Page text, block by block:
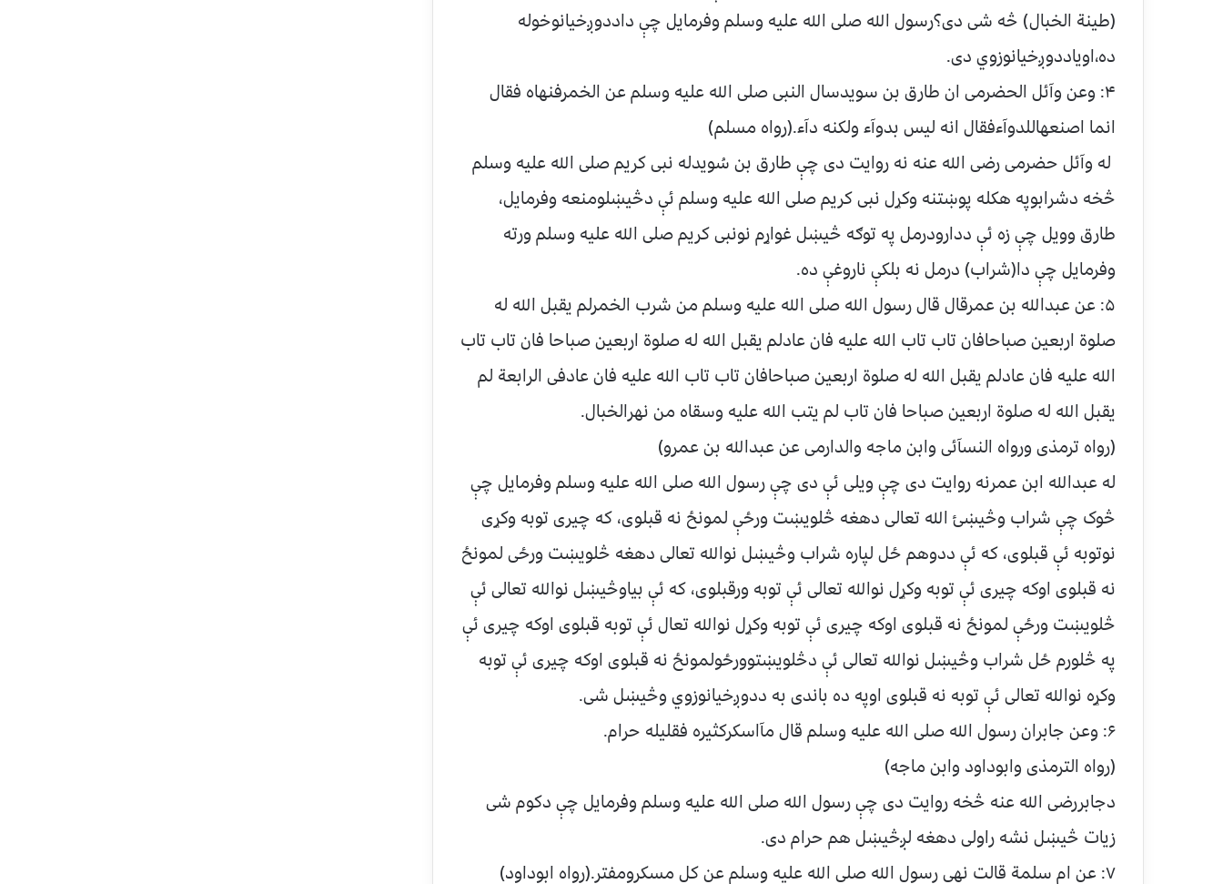
(طینة الخبال) څه شی دی؟رسول الله صلی الله علیه وسلم وفرمایل چې داددوږخیانوخوله
ده،اویاددوږخیانوزوي دی.
۴: وعن وآئل الحضرمی ان طارق بن سویدسال النبی صلی الله علیه وسلم عن الخمرفنهاه فقال
انما اصنعهاللدوآءفقال انه لیس بدوآء ولکنه دآء.(رواه مسلم)
له وآئل حضرمی رضی الله عنه نه روایت دی چې طارق بن سُویدله نبی کریم صلی الله علیه وسلم
څخه دشرابوپه هکله پوښتنه وکړل نبی کریم صلی الله علیه وسلم ئې دڅیښلومنعه وفرمایل،
طارق وویل چې زه ئې ددارودرمل په توګه څیښل غواړم نونبی کریم صلی الله علیه وسلم ورته
وفرمایل چې دا(شراب) درمل نه بلکې ناروغې ده.
۵: عن عبدالله بن عمرقال قال رسول الله صلی الله علیه وسلم من شرب الخمرلم یقبل الله له
صلوة اربعین صباحافان تاب تاب الله علیه فان عادلم یقبل الله له صلوة اربعین صباحا فان تاب تاب
الله علیه فان عادلم یقبل الله له صلوة اربعین صباحافان تاب تاب الله علیه فان عادفی الرابعة لم
یقبل الله له صلوة اربعین صباحا فان تاب لم یتب الله علیه وسقاه من نهرالخبال.
(رواه ترمذی ورواه النسآئی وابن ماجه والدارمی عن عبدالله بن عمرو)
له عبدالله ابن عمرنه روایت دی چې ویلی ئې دی چې رسول الله صلی الله علیه وسلم وفرمایل چې
څوک چې شراب وڅیښئ الله تعالی دهغه څلویښت ورځې لمونځ نه قبلوی، که چیری توبه وکړی
نوتوبه ئې قبلوی، که ئې ددوهم ځل لپاره شراب وڅیښل نوالله تعالی دهغه څلویښت ورځی لمونځ
نه قبلوی اوکه چیری ئې توبه وکړل نوالله تعالی ئې توبه ورقبلوی، که ئې بیاوڅیښل نوالله تعالی ئې
څلویښت ورځې لمونځ نه قبلوی اوکه چیری ئې توبه وکړل نوالله تعال ئې توبه قبلوی اوکه چیری ئې
په څلورم ځل شراب وڅیښل نوالله تعالی ئې دڅلویښتوورځولمونځ نه قبلوی اوکه چیری ئې توبه
وکړه نوالله تعالی ئې توبه نه قبلوی اوپه ده باندی به ددوږخیانوزوي وڅیښل شی.
۶: وعن جابران رسول الله صلی الله علیه وسلم قال مآاسکرکثیره فقلیله حرام.
(رواه الترمذی وابوداود وابن ماجه)
دجابررضی الله عنه څخه روایت دی چې رسول الله صلی الله علیه وسلم وفرمایل چې دکوم شی
زیات څیښل نشه راولی دهغه لږڅیښل هم حرام دی.
۷: عن ام سلمة قالت نهی رسول الله صلی الله علیه وسلم عن کل مسکرومفتر.(رواه ابوداود)